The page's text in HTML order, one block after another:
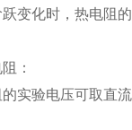
变化时，热电阻
：
实验电压可取直